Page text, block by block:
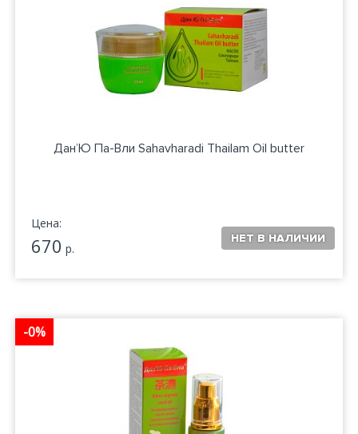
Дан’Ю Па-Вли Sahavharadi Thailam Oil butter
Цена:
670 р.
-0%